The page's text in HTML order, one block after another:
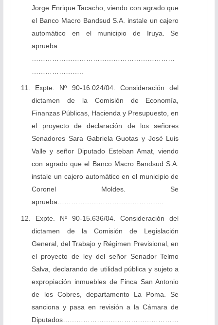
Jorge Enrique Tacacho, viendo con agrado que
el Banco Macro Bandsud S.A. instale un cajero
automático en el municipio de Iruya. Se
aprueba……………………………………………
………………………………………………………
…………………..
11. Expte. Nº 90-16.024/04. Consideración del
dictamen de la Comisión de Economía,
Finanzas Públicas, Hacienda y Presupuesto, en
el proyecto de declaración de los señores
Senadores Sara Gabriela Guotas y José Luis
Valle y señor Diputado Esteban Amat, viendo
con agrado que el Banco Macro Bandsud S.A.
instale un cajero automático en el municipio de
Coronel Moldes. Se
aprueba………………………………………..
12. Expte. Nº 90-15.636/04. Consideración del
dictamen de la Comisión de Legislación
General, del Trabajo y Régimen Previsional, en
el proyecto de ley del señor Senador Telmo
Salva, declarando de utilidad pública y sujeto a
expropiación inmuebles de Finca San Antonio
de los Cobres, departamento La Poma. Se
sanciona y pasa en revisión a la Cámara de
Diputados……………………………………………